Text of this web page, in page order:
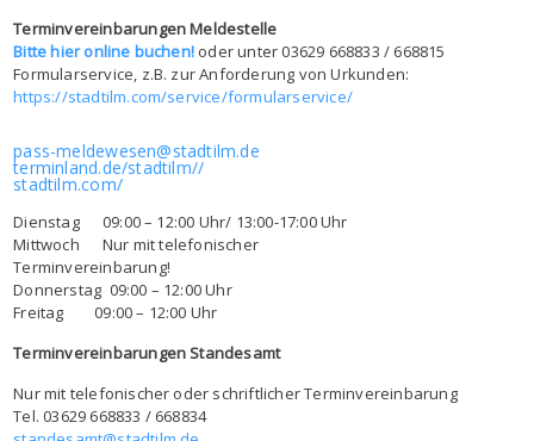
Terminvereinbarungen Meldestelle
Bitte hier online buchen! oder unter 03629 668833 / 668815
Formularservice, z.B. zur Anforderung von Urkunden:
https://stadtilm.com/service/formularservice/
pass-meldewesen@stadtilm.de
terminland.de/stadtilm//
stadtilm.com/
Dienstag 09:00 – 12:00 Uhr/ 13:00-17:00 Uhr
Mittwoch Nur mit telefonischer
Terminvereinbarung!
Donnerstag 09:00 – 12:00 Uhr
Freitag 09:00 – 12:00 Uhr
Terminvereinbarungen Standesamt
Nur mit telefonischer oder schriftlicher Terminvereinbarung
Tel. 03629 668833 / 668834